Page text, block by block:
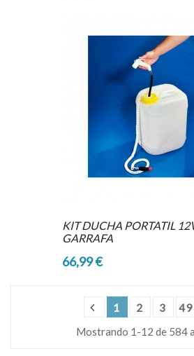
KIT DUCHA PORTATIL
GARRAFA
66,99 €
1 2 3
49
Mostrando 1-12 de 584